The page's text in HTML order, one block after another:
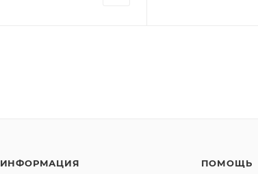
ИНФОРМАЦИЯ ПОМОЩЬ